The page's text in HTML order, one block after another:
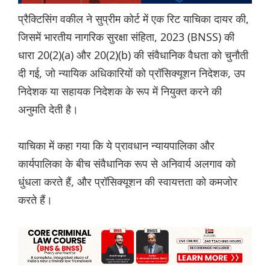
प्रैक्टिसिंग वकील ने सुप्रीम कोर्ट में एक रिट याचिका दायर की,
जिसमें भारतीय नागरिक सुरक्षा संहिता, 2023 (BNSS) की
धारा 20(2)(a) और 20(2)(b) की संवैधानिक वैधता को चुनौती
दी गई, जो न्यायिक अधिकारियों को प्रॉसिक्यूशन निदेशक, उप
निदेशक या सहायक निदेशक के रूप में नियुक्त करने की
अनुमति देती है।
याचिका में कहा गया कि ये प्रावधान न्यायपालिका और
कार्यपालिका के बीच संवैधानिक रूप से अनिवार्य अलगाव को
धुंधला करते हैं, और प्रॉसिक्यूशन की स्वायत्तता को कमजोर
करते हैं।